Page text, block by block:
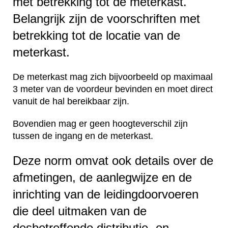
Belangrijk zijn de voorschriften met
betrekking tot de locatie van de
meterkast.
De meterkast mag zich bijvoorbeeld op maximaal
3 meter van de voordeur bevinden en moet direct
vanuit de hal bereikbaar zijn.
Bovendien mag er geen hoogteverschil zijn
tussen de ingang en de meterkast.
Deze norm omvat ook details over de
afmetingen, de aanlegwijze en de
inrichting van de leidingdoorvoeren
die deel uitmaken van de